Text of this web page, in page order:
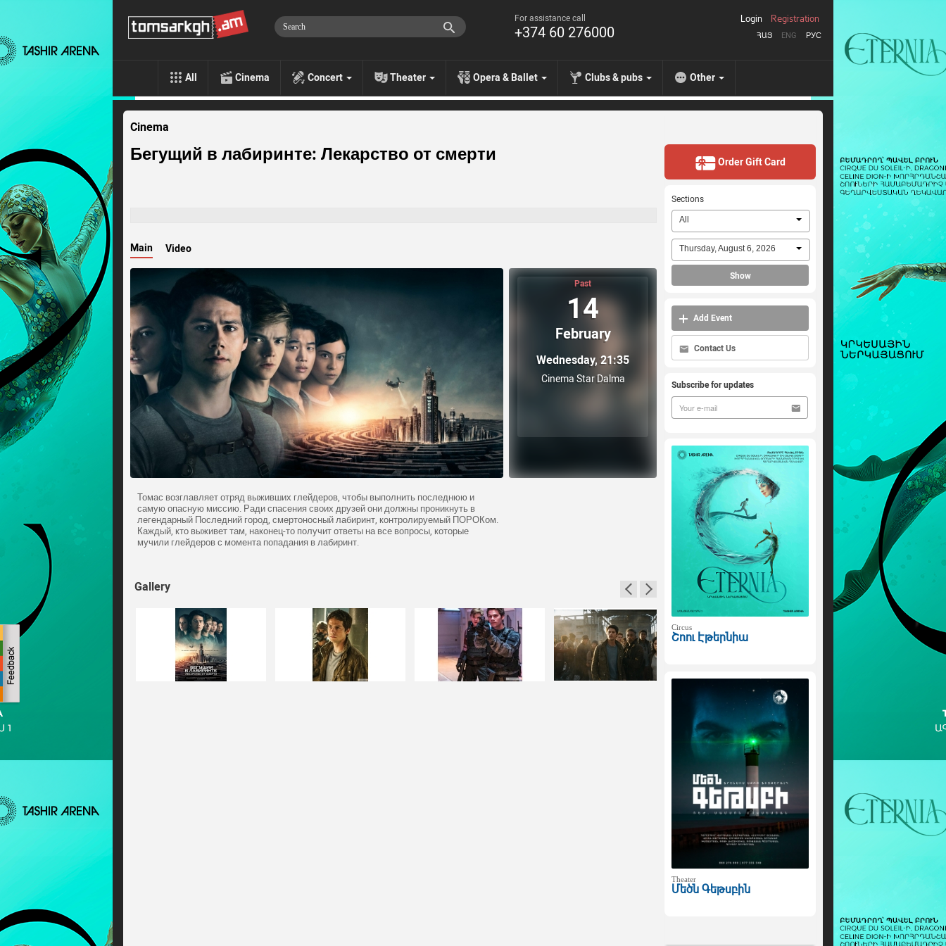
For assistance call
+374 60 276000 ՀԱՅ ENG РУС
Login Registration
All Cinema Concert Theater Opera & Ballet Clubs & pubs Other
Cinema
Бегущий в лабиринте: Лекарство от смерти
Main Video
Past
14
February
Wednesday, 21:35
Cinema Star Dalma
Томас возглавляет отряд выживших глейдеров, чтобы выполнить последнюю и
самую опасную миссию. Ради спасения своих друзей они должны проникнуть в
легендарный Последний город, смертоносный лабиринт, контролируемый ПОРОКом.
Каждый, кто выживет там, наконец-то получит ответы на все вопросы, которые
мучили глейдеров с момента попадания в лабиринт.
Gallery
Order Gift Card
Sections
All
Thursday, August 6, 2026
Show
Add Event
Contact Us
Subscribe for updates
Circus
Շոու Էթերնիա
Theater
Մեծն Գեթսբին